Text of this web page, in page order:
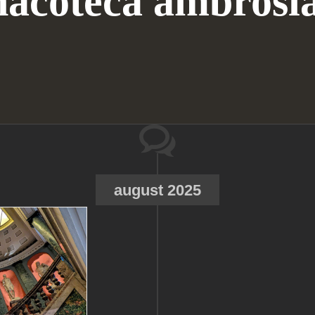
august 2025